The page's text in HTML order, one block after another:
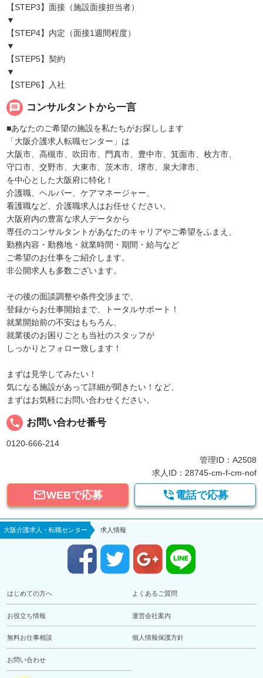
【STEP3】面接（施設面接担当者）
▼
【STEP4】内定（面接1週間程度）
▼
【STEP5】契約
▼
【STEP6】入社
message コンサルタントから一言
■あなたのご希望の施設を私たちがお探しします
「大阪介護求人転職センター」は
大阪市、高槻市、吹田市、門真市、豊中市、箕面市、枚方市、
守口市、交野市、大東市、茨木市、堺市、泉大津市、
を中心とした大阪府に特化！
介護職、ヘルパー、ケアマネージャー、
看護職など、介護職求人はお任せください。
大阪府内の豊富な求人データから
専任のコンサルタントがあなたのキャリアやご希望をふまえ、
勤務内容・勤務地・就業時間・期間・給与など
ご希望のお仕事をご紹介します。
非公開求人も多数ございます。
その後の面談調整や条件交渉まで、
登録からお仕事開始まで、トータルサポート！
就業開始前の不安はもちろん、
就業後のお困りごとも当社のスタッフが
しっかりとフォロー致します！
まずは見学してみたい！
気になる施設があって詳細が聞きたい！など、
まずはお気軽にお問い合わせください。
local_phone お問い合わせ番号
0120-666-214
管理ID：A2508
求人ID：28745-cm-f-cm-nof
WEBで応募  電話で応募
大阪介護求人・転職センター 求人情報
はじめての方へ よくあるご質問
お役立ち情報 運営会社案内
無料お仕事相談 個人情報保護方針
お問い合わせ